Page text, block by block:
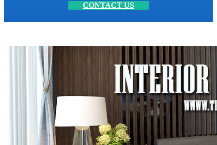
CONTACT US